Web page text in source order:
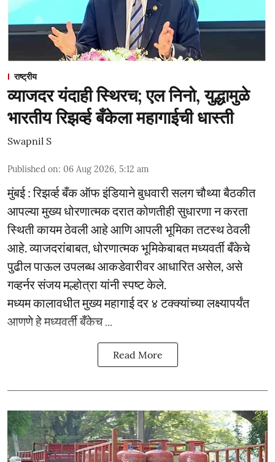
राष्ट्रीय
व्याजदर यंदाही स्थिरच; एल निनो, युद्धामुळे
भारतीय रिझर्व्ह बँकेला महागाईची धास्ती
Swapnil S
Published on: 06 Aug 2026, 5:12 am
मुंबई : रिझर्व्ह बँक ऑफ इंडियाने बुधवारी सलग चौथ्या बैठकीत
आपल्या मुख्य धोरणात्मक दरात कोणतीही सुधारणा न करता
स्थिती कायम ठेवली आहे आणि आपली भूमिका तटस्थ ठेवली
आहे. व्याजदरांबाबत, धोरणात्मक भूमिकेबाबत मध्यवर्ती बँकेचे
पुढील पाऊल उपलब्ध आकडेवारीवर आधारित असेल, असे
गव्हर्नर संजय मल्होत्रा यांनी स्पष्ट केले.
मध्यम कालावधीत मुख्य महागाई दर ४ टक्क्यांच्या लक्ष्यापर्यंत
आणणे हे मध्यवर्ती बँकेच ...
Read More